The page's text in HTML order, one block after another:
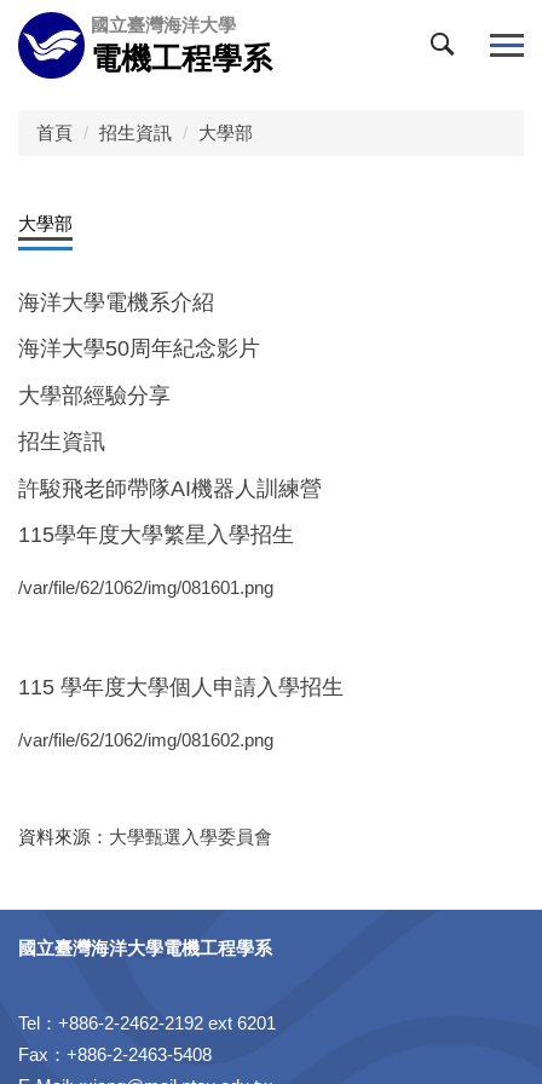
跳
到
主
國立臺灣海洋大學
電機工程學系
首頁 招生資訊 大學部
大學部
海洋大學電機系介紹
海洋大學50周年紀念影片
大學部經驗分享
招生資訊
許駿飛老師帶隊AI機器人訓練營
115學年度大學繁星入學招生
/var/file/62/1062/img/081601.png
115 學年度大學個人申請入學招生
/var/file/62/1062/img/081602.png
資料來源： 大學甄選入學委員會
國立臺灣海洋大學電機工程學系
Tel：+886-2-2462-2192 ext 6201
Fax：+886-2-2463-5408